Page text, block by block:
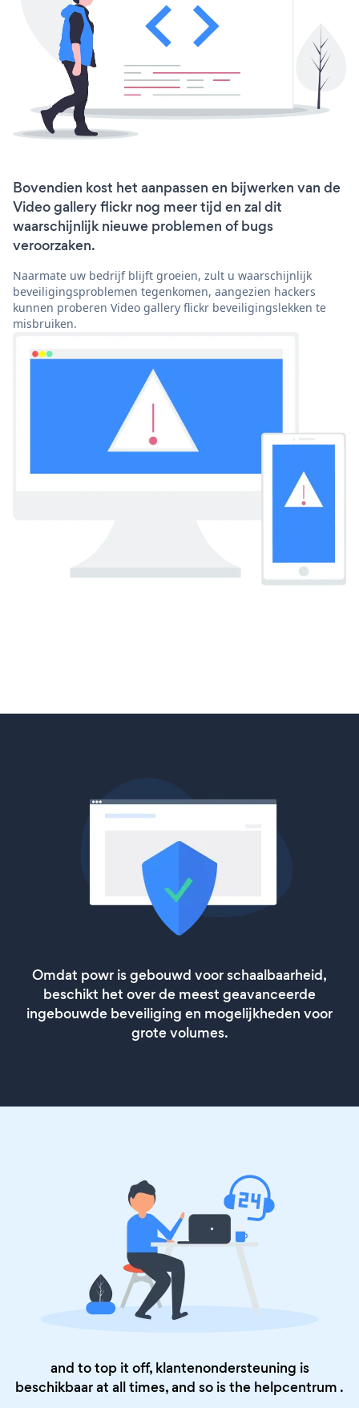
Bovendien kost het aanpassen en bijwerken van de
Video gallery flickr nog meer tijd en zal dit
waarschijnlijk nieuwe problemen of bugs
veroorzaken.
Naarmate uw bedrijf blijft groeien, zult u waarschijnlijk
beveiligingsproblemen tegenkomen, aangezien hackers
kunnen proberen Video gallery flickr beveiligingslekken te
misbruiken.
Omdat powr is gebouwd voor schaalbaarheid,
beschikt het over de meest geavanceerde
ingebouwde beveiliging en mogelijkheden voor
grote volumes.
and to top it off, klantenondersteuning is
beschikbaar at all times, and so is the helpcentrum .